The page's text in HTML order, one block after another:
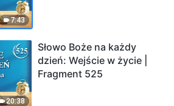
7:43
20:38
Słowo Boże na każdy
dzień: Wejście w życie |
Fragment 525